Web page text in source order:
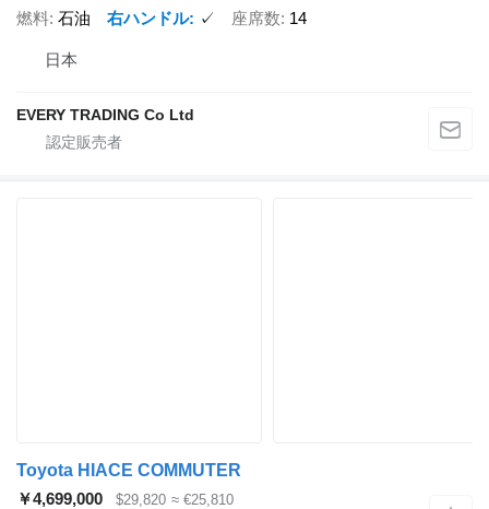
燃料 石油 右ハンドル ✓ 座席数 14
日本
EVERY TRADING Co Ltd
Toyota HIACE COMMUTER
￥4,699,000
$29,820 ≈ €25,810